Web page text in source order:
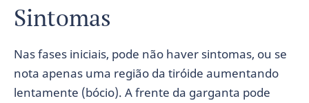
Sintomas
Nas fases iniciais, pode não haver sintomas, ou se
nota apenas uma região da tiróide aumentando
lentamente (bócio). A frente da garganta pode